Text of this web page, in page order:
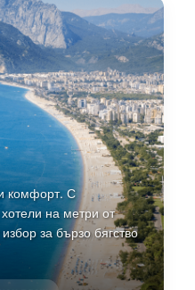
комфорт. С
на метри от
за бързо бягство